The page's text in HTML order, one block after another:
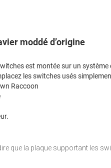
moddé d’origine
est montée sur un système
les switches usés
Raccoon
que la plaque supportant